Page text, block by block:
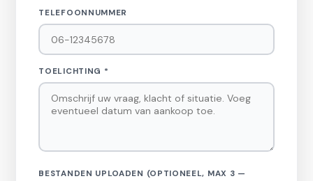
TELEFOONNUMMER
TOELICHTING *
BESTANDEN UPLOADEN (OPTIONEEL, MAX 3 —